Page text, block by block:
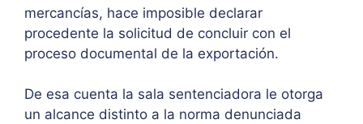
mercancías, hace imposible declarar
procedente la solicitud de concluir con el
proceso documental de la exportación.
De esa cuenta la sala sentenciadora le otorga
un alcance distinto a la norma denunciada